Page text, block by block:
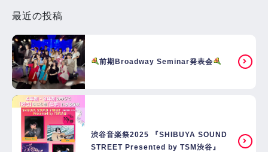
最近の投稿
前期Broadway Seminar発表会
渋谷音楽祭2025 『SHIBUYA SOUND
STREET Presented by TSM渋谷』